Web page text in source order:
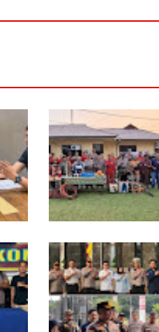
Polsek Entikong Gelar
Apel Siaga Karhutla
2026, Sinergi Lintas
Sektor Cegah
Kebakaran Hutan dan
Lahan